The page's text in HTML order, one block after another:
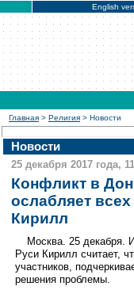
English
Главная > Религия > Новости
Новости
25 декабря 2017 года,
Конфликт в
ослабляет
Кирилл
Москва. 25 декабря.
Руси Кирилл считает,
участников,
решения проблемы.